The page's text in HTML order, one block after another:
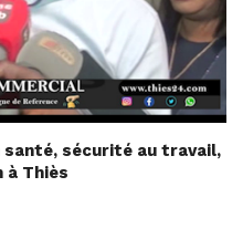
santé, sécurité au travail,
Thiès